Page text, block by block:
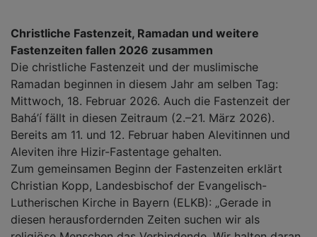
Christliche Fastenzeit, Ramadan und weitere
Fastenzeiten fallen 2026 zusammen
Die christliche Fastenzeit und der muslimische
Ramadan beginnen in diesem Jahr am selben Tag:
Mittwoch, 18. Februar 2026. Auch die Fastenzeit der
Bahá’í fällt in diesen Zeitraum (2.–21. März 2026).
Bereits am 11. und 12. Februar haben Alevitinnen und
Aleviten ihre Hizir-Fastentage gehalten.
Zum gemeinsamen Beginn der Fastenzeiten erklärt
Christian Kopp, Landesbischof der Evangelisch-
Lutherischen Kirche in Bayern (ELKB): „Gerade in
diesen herausfordernden Zeiten suchen wir als